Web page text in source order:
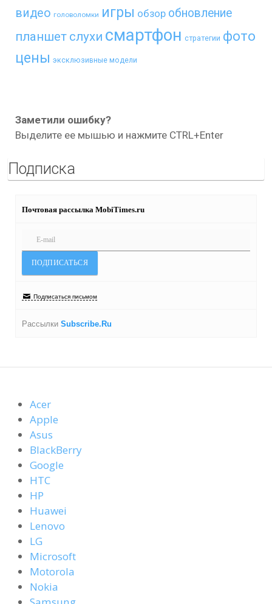
видео головоломки игры обзор обновление
планшет слухи смартфон стратегии фото
цены эксклюзивные модели
Заметили ошибку?
Выделите ее мышью и нажмите CTRL+Enter
Подписка
Почтовая рассылка MobiTimes.ru
Подписаться письмом
Рассылки Subscribe.Ru
Acer
Apple
Asus
BlackBerry
Google
HTC
HP
Huawei
Lenovo
LG
Microsoft
Motorola
Nokia